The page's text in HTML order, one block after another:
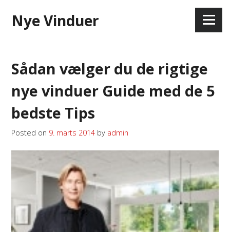
content
Nye Vinduer Menu
Sådan vælger du de rigtige
nye vinduer Guide med de 5
bedste Tips
Posted on 9. marts 2014 by admin